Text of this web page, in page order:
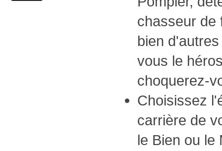
chasseur de
bien
vous le
choquerez-
Choisissez
carrière de
le Bien ou le